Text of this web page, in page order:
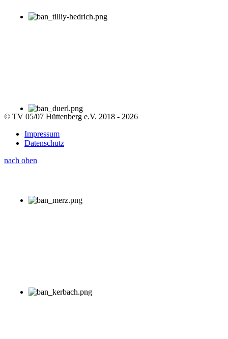
© TV 05/07 Hüttenberg e.V. 2018 - 2026
Impressum
Datenschutz
nach oben